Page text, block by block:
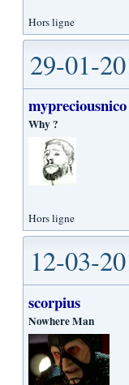
Hors ligne
29-01-
mypreciousnico
Why ?
Hors ligne
12-03-
scorpius
Nowhere Man